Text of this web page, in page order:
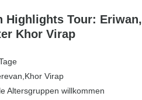
Highlights Tour: Eriwan,
Khor Virap
Khor Virap
Altersgruppen willkommen